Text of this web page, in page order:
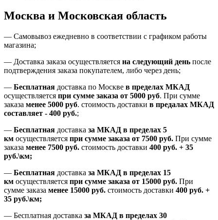
Москва и Московская область
— Самовывоз ежедневно в соответствии с графиком работы
магазина;
— Доставка заказа осуществляется на следующий день после
подтверждения заказа покупателем, либо через день;
— Бесплатная доставка по Москве в пределах МКАД
осуществляется при сумме заказа от 5000 руб. При сумме
заказа менее 5000 руб. стоимость доставки в предалах МКАД
составляет - 400 руб.;
— Бесплатная доставка за МКАД в пределах 5
км осуществляется при сумме заказа от 7500 руб. При сумме
заказа менее 7500 руб. стоимость доставки 400 руб. + 35
руб.\км;
— Бесплатная доставка за МКАД в пределах 15
км осуществляется при сумме заказа от 15000 руб. При
сумме заказа менее 15000 руб. стоимость доставки 400 руб. +
35 руб.\км;
— Бесплатная доставка за МКАД в пределах 30